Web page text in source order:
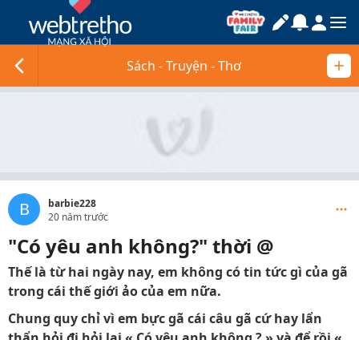
Sách - Truyện - Thơ
B
barbie228
20 năm trước
"Có yêu anh không?" thời @
Thế là từ hai ngày nay, em không có tin tức gì của gã
trong cái thế giới ảo của em nữa.
Chung quy chỉ vì em bực gã cái câu gã cứ hay lẩn